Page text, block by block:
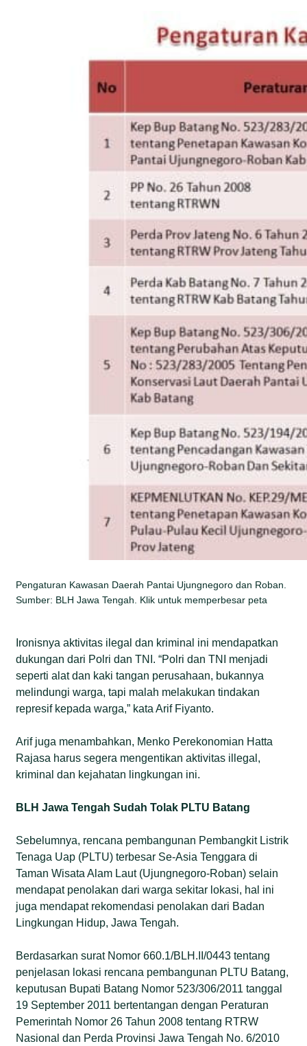
Pengaturan Kawasan Daerah Pantai Ujungnegoro dan Roban.
Sumber: BLH Jawa Tengah. Klik untuk memperbesar peta
Ironisnya aktivitas ilegal dan kriminal ini mendapatkan
dukungan dari Polri dan TNI. “Polri dan TNI menjadi
seperti alat dan kaki tangan perusahaan, bukannya
melindungi warga, tapi malah melakukan tindakan
represif kepada warga,” kata Arif Fiyanto.
Arif juga menambahkan, Menko Perekonomian Hatta
Rajasa harus segera mengentikan aktivitas illegal,
kriminal dan kejahatan lingkungan ini.
BLH Jawa Tengah Sudah Tolak PLTU Batang
Sebelumnya, rencana pembangunan Pembangkit Listrik
Tenaga Uap (PLTU) terbesar Se-Asia Tenggara di
Taman Wisata Alam Laut (Ujungnegoro-Roban) selain
mendapat penolakan dari warga sekitar lokasi, hal ini
juga mendapat rekomendasi penolakan dari Badan
Lingkungan Hidup, Jawa Tengah.
Berdasarkan surat Nomor 660.1/BLH.II/0443 tentang
penjelasan lokasi rencana pembangunan PLTU Batang,
keputusan Bupati Batang Nomor 523/306/2011 tanggal
19 September 2011 bertentangan dengan Peraturan
Pemerintah Nomor 26 Tahun 2008 tentang RTRW
Nasional dan Perda Provinsi Jawa Tengah No. 6/2010